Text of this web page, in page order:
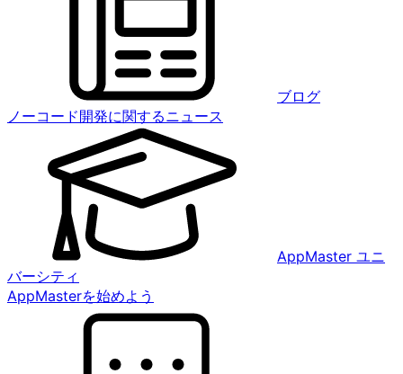
ブログ
ノーコード開発に関するニュース
AppMaster ユニ
バーシティ
AppMasterを始めよう